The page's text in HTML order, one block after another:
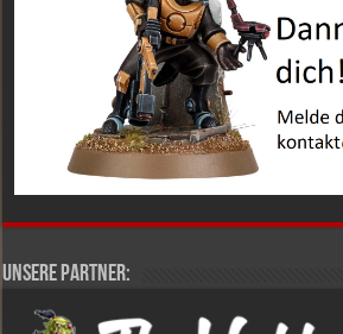
Unsere Partner: